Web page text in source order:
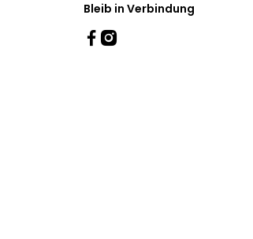
Bleib in Verbindung